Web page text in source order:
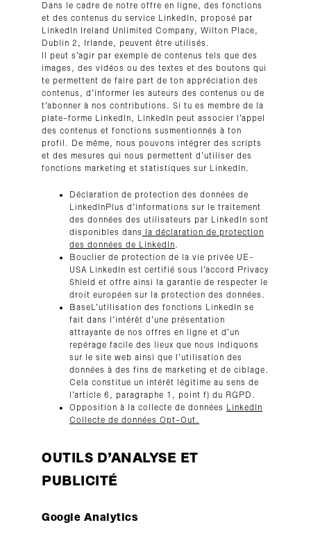
Dans le cadre de notre offre en ligne, des fonctions
et des contenus du service LinkedIn, proposé par
LinkedIn Ireland Unlimited Company, Wilton Place,
Dublin 2, Irlande, peuvent être utilisés.
Il peut s’agir par exemple de contenus tels que des
images, des vidéos ou des textes et des boutons qui
te permettent de faire part de ton appréciation des
contenus, d’informer les auteurs des contenus ou de
t’abonner à nos contributions. Si tu es membre de la
plate-forme LinkedIn, LinkedIn peut associer l’appel
des contenus et fonctions susmentionnés à ton
profil. De même, nous pouvons intégrer des scripts
et des mesures qui nous permettent d’utiliser des
fonctions marketing et statistiques sur LinkedIn.
Déclaration de protection des données de
LinkedInPlus d’informations sur le traitement
des données des utilisateurs par LinkedIn sont
disponibles dansla déclaration de protection
des données de LinkedIn.
Bouclier de protection de la vie privée UE-
USA LinkedIn est certifié sous l’accord Privacy
Shield et offre ainsi la garantie de respecter le
droit européen sur la protection des données.
BaseL’utilisation des fonctions LinkedIn se
fait dans l’intérêt d’une présentation
attrayante de nos offres en ligne et d’un
repérage facile des lieux que nous indiquons
sur le site web ainsi que l’utilisation des
données à des fins de marketing et de ciblage.
Cela constitue un intérêt légitime au sens de
l’article 6, paragraphe 1, point f) du RGPD.
Opposition à la collecte de données LinkedIn
Collecte de données Opt-Out.
OUTILS D’ANALYSE ET
PUBLICITÉ
Google Analytics